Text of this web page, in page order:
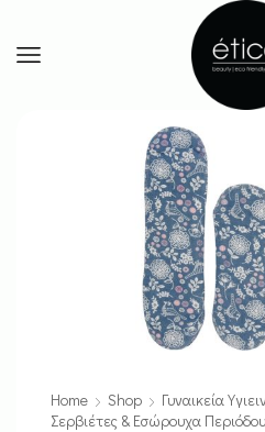
Home Shop
Γυναικεία
Σερβιέτες & Εσώρουχα